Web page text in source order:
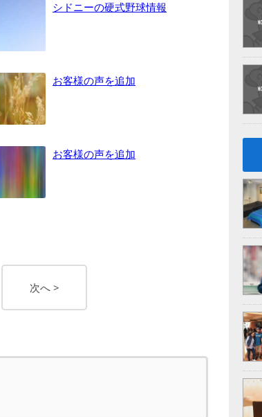
シドニーの硬式野球情報
お客様の声を追加
お客様の声を追加
次へ >